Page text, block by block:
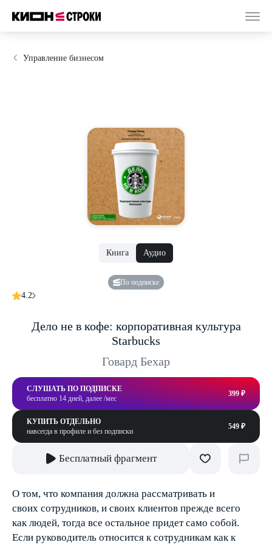
Управление бизнесом
Книга Аудио
По подписке
4.2
Дело не в кофе: корпоративная культура
Starbucks
Говард Бехар
СЛУШАТЬ ПО ПОДПИСКЕ
бесплатно 14 дней, далее /мес
399 ₽
КУПИТЬ ОТДЕЛЬНО
навсегда в профиле и без подписки
549 ₽
Бесплатный фрагмент
О том, что компания должна рассматривать и
своих сотрудников, и своих клиентов прежде всего
как людей, тогда все остальное придет само собой.
Если руководитель относится к сотрудникам как к